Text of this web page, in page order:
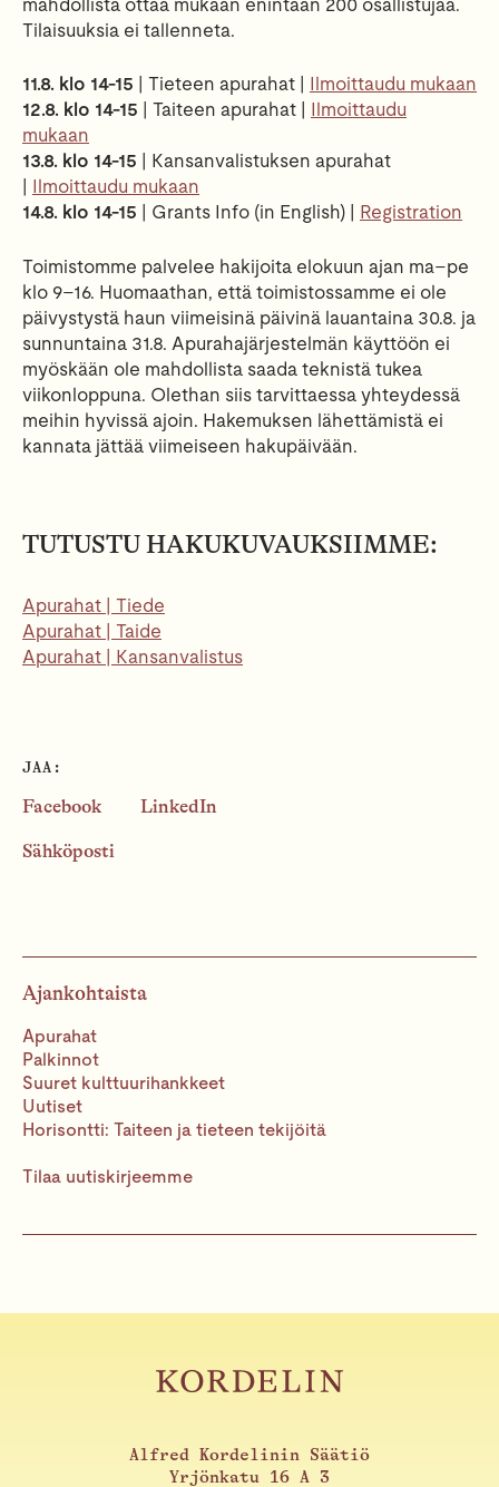
Tilaisuuksia ei tallenneta.
11.8. klo 14-15 | Tieteen apurahat | Ilmoittaudu mukaan
12.8. klo 14-15 | Taiteen apurahat | Ilmoittaudu
mukaan
13.8. klo 14-15 | Kansanvalistuksen apurahat
Ilmoittaudu mukaan
14.8. klo 14-15 | Grants Info (in English) | Registration
Toimistomme palvelee hakijoita elokuun ajan ma–pe
klo 9–16. Huomaathan, että toimistossamme ei ole
päivystystä haun viimeisinä päivinä lauantaina 30.8. ja
sunnuntaina 31.8. Apurahajärjestelmän käyttöön ei
myöskään ole mahdollista saada teknistä tukea
viikonloppuna. Olethan siis tarvittaessa yhteydessä
meihin hyvissä ajoin. Hakemuksen lähettämistä ei
kannata jättää viimeiseen hakupäivään.
TUTUSTU HAKUKUVAUKSIIMME:
Apurahat | Tiede
Apurahat | Taide
Apurahat | Kansanvalistus
JAA:
Facebook LinkedIn
Sähköposti
Ajankohtaista
Apurahat
Palkinnot
Suuret kulttuurihankkeet
Uutiset
Horisontti: Taiteen ja tieteen tekijöitä
Tilaa uutiskirjeemme
Alfred Kordelinin Säätiö
Yrjönkatu 16 A 3